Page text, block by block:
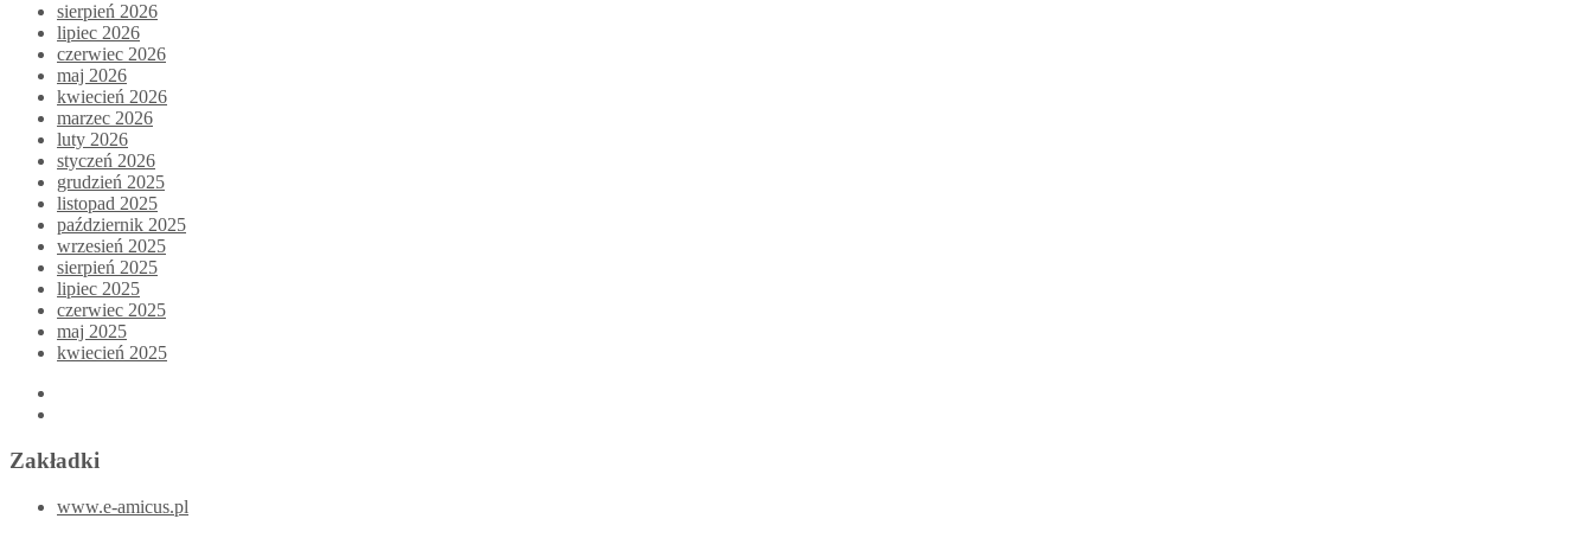
sierpień 2026
lipiec 2026
czerwiec 2026
maj 2026
kwiecień 2026
marzec 2026
luty 2026
styczeń 2026
grudzień 2025
listopad 2025
październik 2025
wrzesień 2025
sierpień 2025
lipiec 2025
czerwiec 2025
maj 2025
kwiecień 2025
Zakładki
www.e-amicus.pl